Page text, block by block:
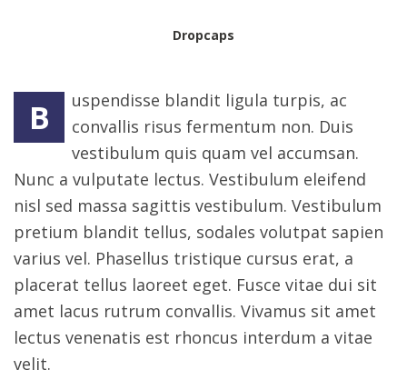
Dropcaps
B
uspendisse blandit ligula turpis, ac
convallis risus fermentum non. Duis
vestibulum quis quam vel accumsan.
Nunc a vulputate lectus. Vestibulum eleifend
nisl sed massa sagittis vestibulum. Vestibulum
pretium blandit tellus, sodales volutpat sapien
varius vel. Phasellus tristique cursus erat, a
placerat tellus laoreet eget. Fusce vitae dui sit
amet lacus rutrum convallis. Vivamus sit amet
lectus venenatis est rhoncus interdum a vitae
velit.